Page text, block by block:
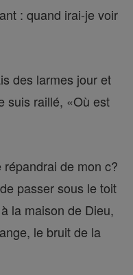
: quand irai-je voir
des larmes jour et
suis raillé, «Où est
de mon c?
passer sous le toit
la maison de Dieu,
le bruit de la